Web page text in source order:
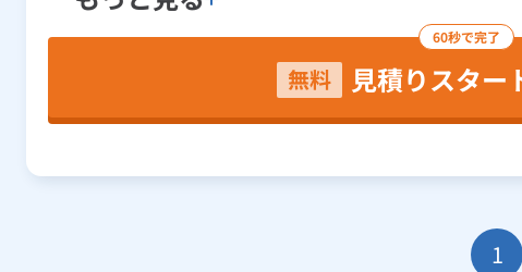
60秒で完了
無料 見積りスター
1